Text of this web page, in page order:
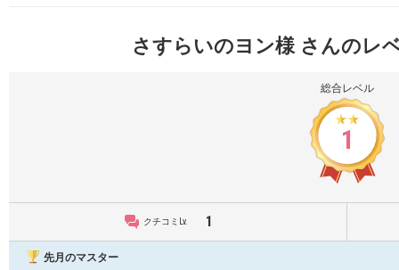
さすらいのヨン様 さんのレ
総合レベル
1
クチコミLv. 1
先月のマスター